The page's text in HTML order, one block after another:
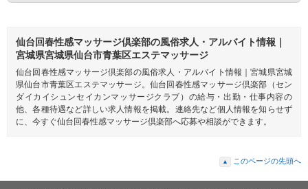
③面接読本を使って当店を説明致します。
→お給料の話
→講習の説明
→稼ぎたい金額ヒアリング
→出勤時間の確認
→最後に入店の意思確認
④入店の意思が固まれば、講習日・初出勤日を決めます。
→時間があればプロフィール作成など
仙台回春性感マッサージ倶楽部の風俗求人・アルバイト情報｜
宮城県宮城県仙台市青葉区エステマッサージ
仙台回春性感マッサージ倶楽部の風俗求人・アルバイト情報｜宮城県宮城
県仙台市青葉区エステマッサージ。仙台回春性感マッサージ倶楽部（セン
ダイカイシュンセイカンマッサージクラブ）の給与・出勤・仕事内容の
他、各種待遇など詳しい求人情報を掲載。連絡先など個人情報を知らせず
に、今すぐ仙台回春性感マッサージ倶楽部へ応募や相談ができます。
▲ このページの先頭へ